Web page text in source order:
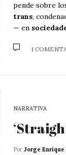
pende sobre
trans,
— en
1
NARRATIVA
Por Jorge Enrique